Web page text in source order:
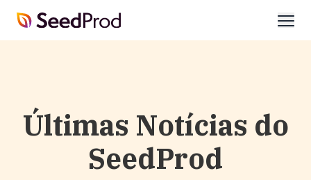
SeedProd
Últimas Notícias do
SeedProd